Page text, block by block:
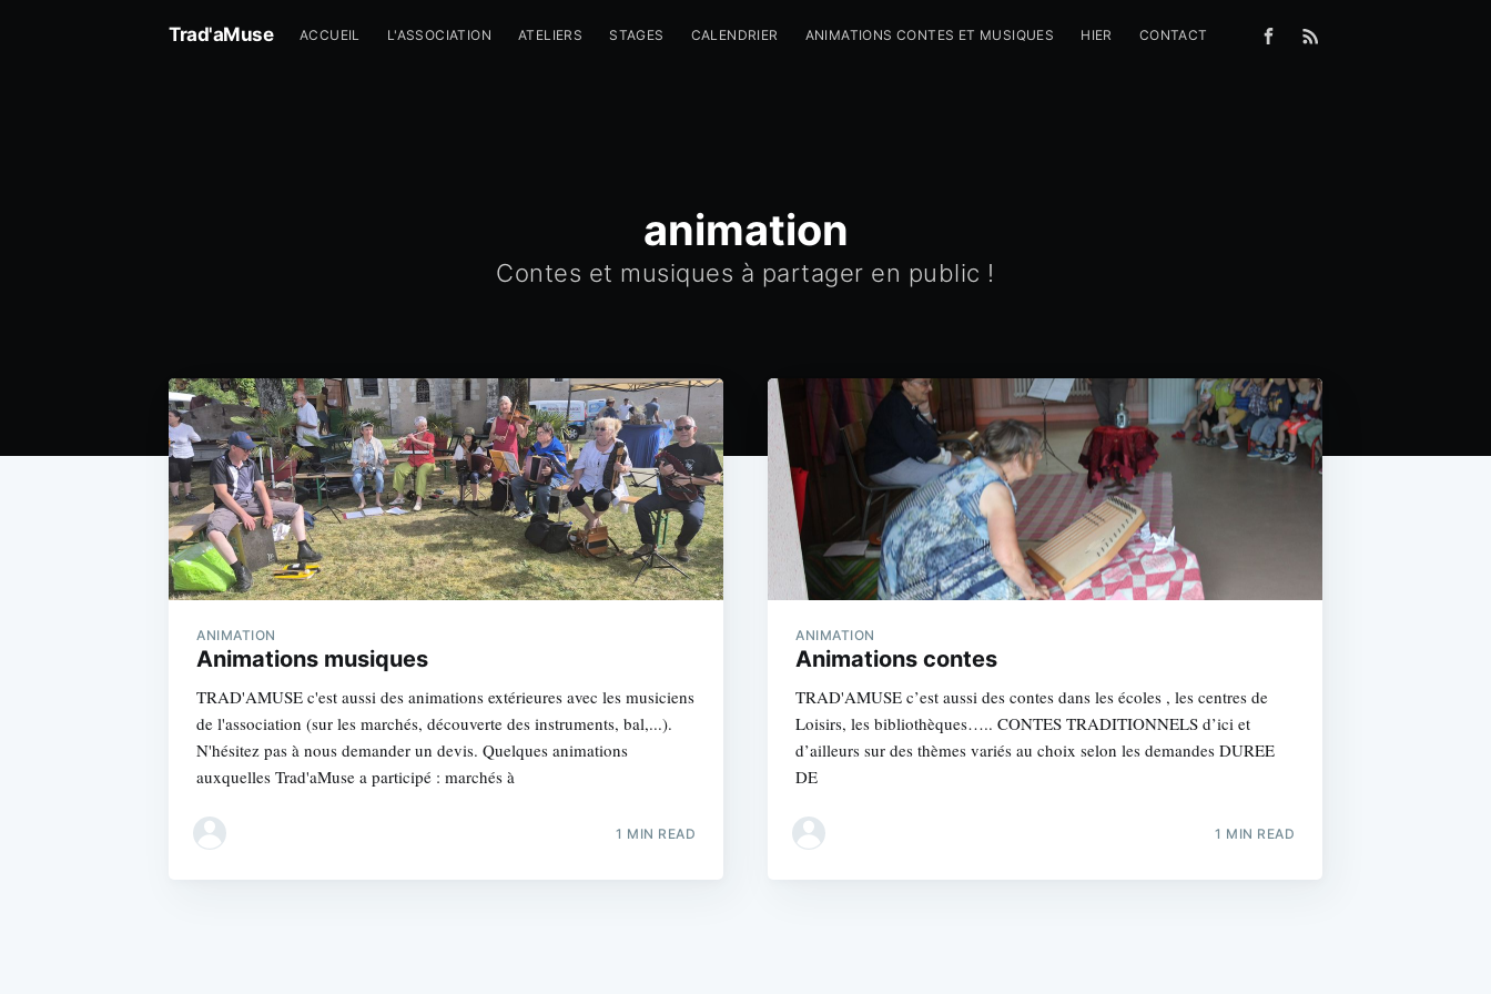
Trad'aMuse ACCUEIL L'ASSOCIATION ATELIERS STAGES CALENDRIER ANIMATIONS CONTES ET MUSIQUES HIER CONTACT
animation
Contes et musiques à partager en public !
ANIMATION
Animations musiques
TRAD'AMUSE c'est aussi des animations extérieures avec les musiciens
de l'association (sur les marchés, découverte des instruments, bal,...).
N'hésitez pas à nous demander un devis. Quelques animations
auxquelles Trad'aMuse a participé : marchés à
1 MIN READ
ANIMATION
Animations contes
TRAD'AMUSE c’est aussi des contes dans les écoles , les centres de
Loisirs, les bibliothèques….. CONTES TRADITIONNELS d’ici et
d’ailleurs sur des thèmes variés au choix selon les demandes DUREE
DE
1 MIN READ